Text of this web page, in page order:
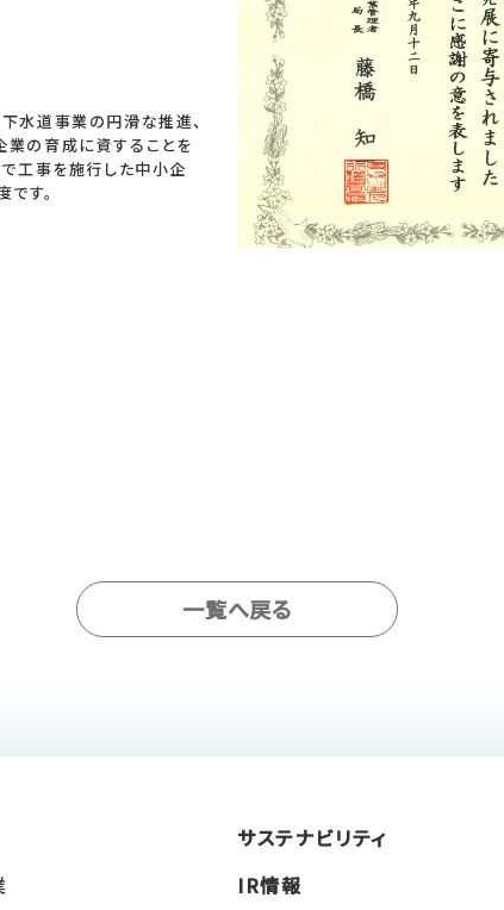
業の円滑な推進、
に資することを
施行した中小企
。
一覧へ戻る
サステナビリティ
IR情報